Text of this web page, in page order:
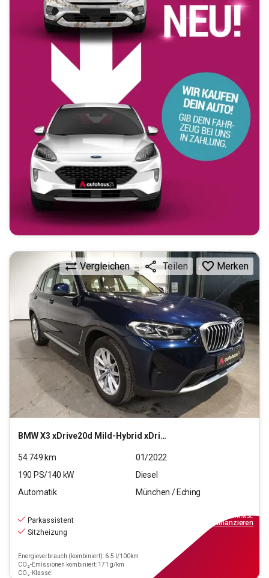
BMWX3 xDrive20d Mild-Hybrid xDrive
Vergleichen Teilen Merken
54.749 km
01/2022
190 PS/140 kW
Diesel
Automatik
München / Eching
Parkassistent
Sitzheizung
Energieverbrauch (kombiniert): 6.5 l/100km
CO₂-Emissionen kombiniert: 171 g/km
CO₂-Klasse:
inkl.MwSt.
finanzieren